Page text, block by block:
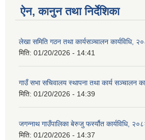
ऐन, कानुन तथा निर्देशिका
लेखा समिति गठन तथा कार्यसञ्चालन कार्यविधि,
मिति: 01/20/2026 - 14:41
गाउँ सभा सचिवालय स्थापना तथा कार्य सञ्चालन
मिति: 01/20/2026 - 14:39
जगन्नाथ गाउँपालिका बेरुजु फर्स्यौत कार्यविधि,
मिति: 01/20/2026 - 14:37